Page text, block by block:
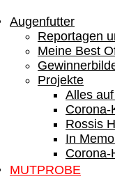
Augenfutter
Reportagen
Meine Best
Projekte
Alles
Corona-
Rossis
In
Corona-
MUTPROBE